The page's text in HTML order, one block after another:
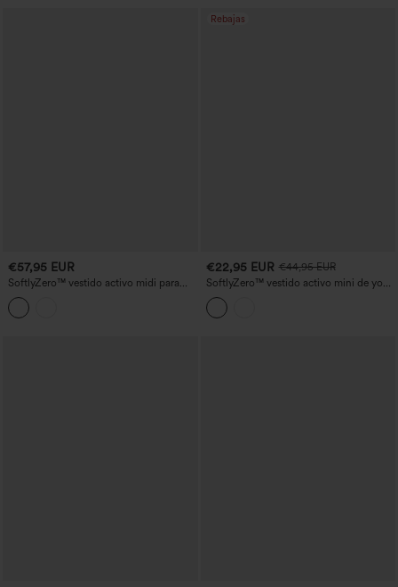
€57,95 EUR
SoftlyZero™ vestido activo midi para
baile con escote cuadrado aireado,
sujetador integrado, 2 en 1 con tacto
refrescante y bolsillos — Edición Súper
Rebajas
€22,95 EUR €44,95 EUR
SoftlyZero™ vestido activo mini de yoga
de 2 piezas con encaje en contraste y
bolsillo